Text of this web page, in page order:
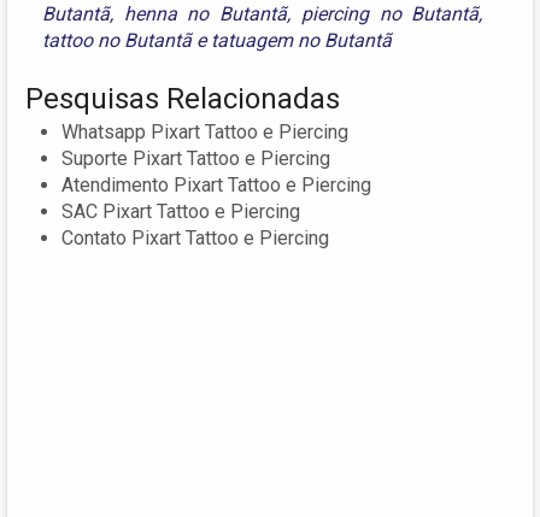
Butantã, henna no Butantã, piercing no Butantã,
tattoo no Butantãe tatuagem no Butantã
Pesquisas Relacionadas
Whatsapp Pixart Tattoo e Piercing
Suporte Pixart Tattoo e Piercing
Atendimento Pixart Tattoo e Piercing
SAC Pixart Tattoo e Piercing
Contato Pixart Tattoo e Piercing